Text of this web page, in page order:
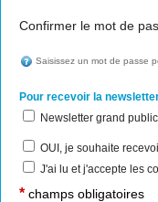
Confirmer le mot de
Saisissez un mot de passe
Pour recevoir la
Newsletter grand
OUI, je souhaite
J'ai lu et j'accepte les
* champs obligatoires